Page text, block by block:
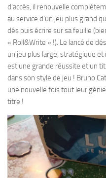
d’accès, il renouvelle
au service d’un jeu plus grand
dés puis écrire sur sa feuille
« Roll&Write » !). Le lancé de
un jeu plus large, stratégique et
est une grande réussite et un
dans son style de jeu ! Bruno
une nouvelle fois tout leur
titre !